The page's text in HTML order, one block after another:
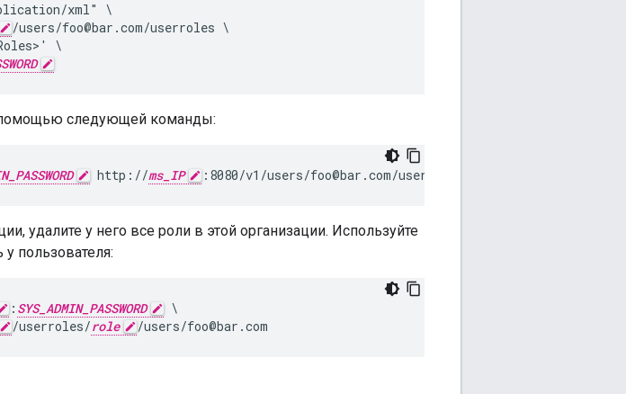
xml" \
/users/foo@bar.com/userroles \
\
помощью следующей команды:
http://ms_IP :8080/v1/users/foo@bar.com/userroles
удалите у него все роли в этой организации. Используйте
пользователя:
: SYS_ADMIN_PASSWORD
\
/userroles/role /users/foo@bar.com